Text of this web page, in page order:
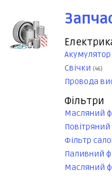
Акумулятор
Свічки (46)
Провода
Фільтри
Масляний
Повітряний
Фільтр
Паливний
Масляний